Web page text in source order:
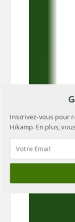
Inscrivez-vous pour
Hikamp. En plus,